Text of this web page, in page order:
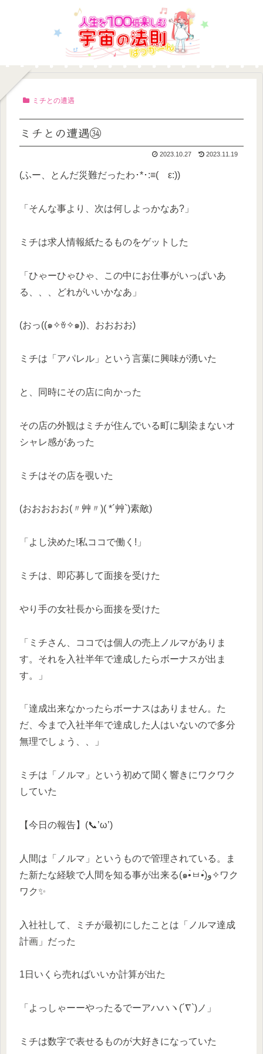
ミチとの遭遇
ミチとの遭遇㉞
2023.10.27 2023.11.19
(ふー、とんだ災難だったわ･*･:≡( ε:))
「そんな事より、次は何しよっかなあ?」
ミチは求人情報紙たるものをゲットした
「ひゃーひゃひゃ、この中にお仕事がいっぱいあ
る、、、どれがいいかなあ」
(おっ((๑✧ꈊ✧๑))、おおおお)
ミチは「アパレル」という言葉に興味が湧いた
と、同時にその店に向かった
その店の外観はミチが住んでいる町に馴染まないオ
シャレ感があった
ミチはその店を覗いた
(おおおおお(〃艸〃)( *´艸`)素敵)
「よし決めた!私ココで働く!」
ミチは、即応募して面接を受けた
やり手の女社長から面接を受けた
「ミチさん、ココでは個人の売上ノルマがありま
す。それを入社半年で達成したらボーナスが出ま
す。」
「達成出来なかったらボーナスはありません。た
だ、今まで入社半年で達成した人はいないので多分
無理でしょう、、」
ミチは「ノルマ」という初めて聞く響きにワクワク
していた
【今日の報告】(📞’ω’)
人間は「ノルマ」というもので管理されている。ま
た新たな経験で人間を知る事が出来る(๑•̀ㅂ•́)و✧ワク
ワク✨️
入社社して、ミチが最初にしたことは「ノルマ達成
計画」だった
1日いくら売ればいいか計算が出た
「よっしゃーーやったるでーアハハヽ(´∇`)ノ」
ミチは数字で表せるものが大好きになっていた